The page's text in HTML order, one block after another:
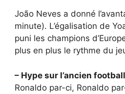
João Neves a donné
minute). L’égalisation de
puni les champions
plus en plus le rythme du
– Hype sur l’ancien
Ronaldo par-ci, Ronaldo